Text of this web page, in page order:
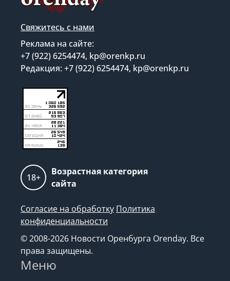
Свяжитесь с нами
Реклама на сайте:
+7 (922) 6254474, kp@orenkp.ru
Редакция: +7 (922) 6254474, kp@orenkp.ru
18+
Возрастная категория
сайта
Согласие на обработку Политика
конфиденциальности
© 2008-2026 Новости Оренбурга Orenday. Все
права защищены.
Меню